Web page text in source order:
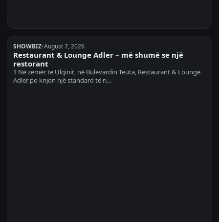
SHOWBIZ•August 7, 2026
Restaurant & Lounge Adler – më shumë se një
restorant
1 Në zemër të Ulqinit, në Bulevardin Teuta, Restaurant & Lounge
Adler po krijon një standard të ri…